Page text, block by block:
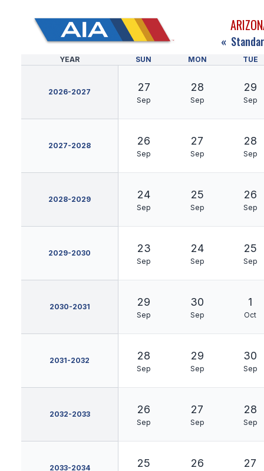
«
YEAR SUN MON TUE
2026-2027 27
Sep
28
Sep
29
Sep
2027-2028 26
Sep
27
Sep
28
Sep
2028-2029 24
Sep
25
Sep
26
Sep
2029-2030 23
Sep
24
Sep
25
Sep
2030-2031 29
Sep
30
Sep
1
Oct
2031-2032 28
Sep
29
Sep
30
Sep
2032-2033 26
Sep
27
Sep
28
Sep
2033-2034 25 26 27